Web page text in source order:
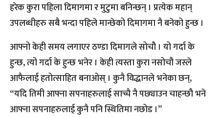
हरेक कुरा पहिला दिमागमा र मुटुमा बनिन्छन् । प्रत्येक महान्
उपलब्धीहरु सबै भन्दा पहिले मान्छेको दिमागमा नै बनेको हुन्छ ।
आफ्नो केही समय लगाएर ठण्डा दिमागले सोचौ । यो गर्दा के
हुन्छ, त्यो गर्दा के हुन्छ भनेर । केही त्यस्ता कुरा नसोचौ जस्ले
आफैलाई हतोत्साहित बनाओस् । कुनै विद्धानले भनेका छन्,
“यदि तिमी आफ्ना सपनाहरुलाई साच्चै नै पछ्याउन चाहन्छौ भने
आफ्ना सपनाहरुलाई कुनै पनि स्थितिमा नछोड ।”